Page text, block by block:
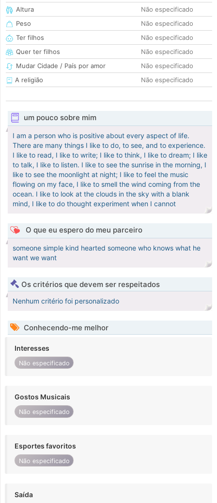
Altura
Não especificado
Peso
Não especificado
Ter filhos
Não especificado
Quer ter filhos
Não especificado
Mudar Cidade / País por amor
Não especificado
A religião
Não especificado
um pouco sobre mim
I am a person who is positive about every aspect of life.
There are many things I like to do, to see, and to experience.
I like to read, I like to write; I like to think, I like to dream; I like
to talk, I like to listen. I like to see the sunrise in the morning, I
like to see the moonlight at night; I like to feel the music
flowing on my face, I like to smell the wind coming from the
ocean. I like to look at the clouds in the sky with a blank
mind, I like to do thought experiment when I cannot
O que eu espero do meu parceiro
someone simple kind hearted someone who knows what he
want we want
Os critérios que devem ser respeitados
Nenhum critério foi personalizado
Conhecendo-me melhor
Interesses
Não especificado
Gostos Musicais
Não especificado
Esportes favoritos
Não especificado
Saída